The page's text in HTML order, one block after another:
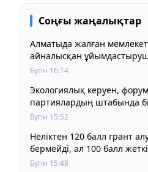
Соңғы жаңалықтар
Алматыда жалған
айналысқан
Бүгін 16:14
Экологиялық керуен,
партиялардың штабында
Бүгін 15:52
Неліктен 120 балл грант
бермейді, ал 100 балл
Бүгін 15:48